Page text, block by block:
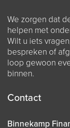
We zorgen dat
helpen met
Wilt u iets
bespreken of
loop gewoon
binnen.
Contact
Binnekamp